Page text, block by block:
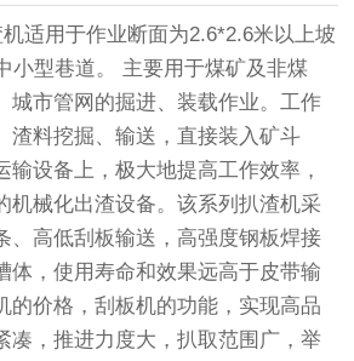
机适用于作业断面为2.6*2.6米以上坡
小型巷道。 主要用于煤矿及非煤
城市管网的掘进、装载作业。工作
渣料挖掘、输送，直接装入矿斗
输设备上，极大地提高工作效率，
机械化出渣设备。该系列扒渣机采
、高低刮板输送，高强度钢板焊接
体，使用寿命和效果远高于皮带输
的价格，刮板机的功能，实现高品
凑，推进力度大，扒取范围广，举